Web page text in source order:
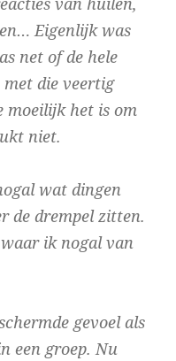
Eigenlijk was
net of de hele
die veertig
moeilijk het is om
niet.
wat dingen
de drempel zitten.
ik nogal van
gevoel als
een groep. Nu